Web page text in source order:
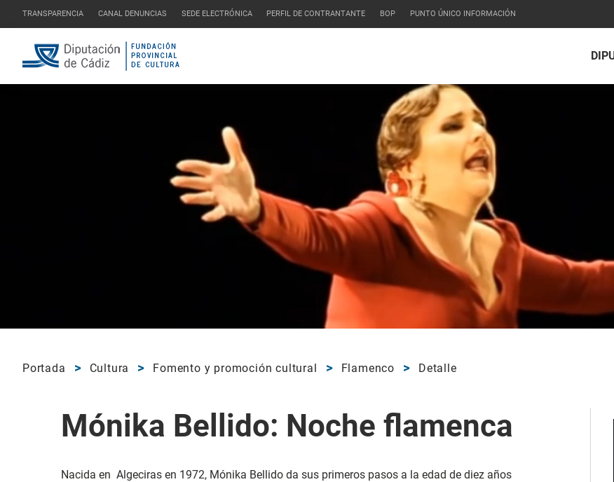
TRANSPARENCIA CANAL DENUNCIAS SEDE ELECTRÓNICA PERFIL DE CONTRANTANTE BOP PUNTO ÚNICO INFORMACIÓN
Portada Cultura Fomento y promoción cultural Flamenco Detalle
Mónika Bellido: Noche flamenca
Nacida en Algeciras en 1972, Mónika Bellido da sus primeros pasos a la edad de diez años